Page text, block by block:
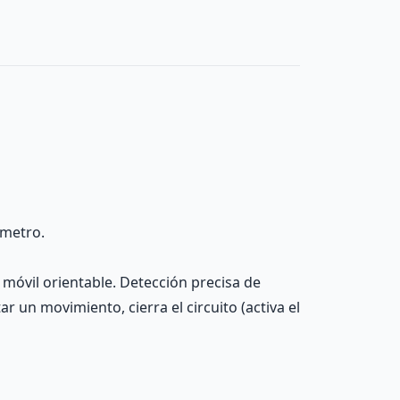
orientable. Detección precisa de
un movimiento, cierra el circuito (activa el